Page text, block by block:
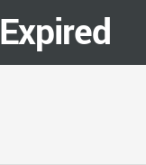
Expired